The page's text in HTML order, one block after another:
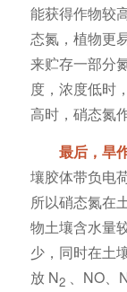
能获得作物较
态氮，植物更
来贮存一部分
度，浓度低时
高时，硝态氮
最后，旱
壤胶体带负电
所以硝态氮在
物土壤含水量
少，同时在土
放 N2、NO、